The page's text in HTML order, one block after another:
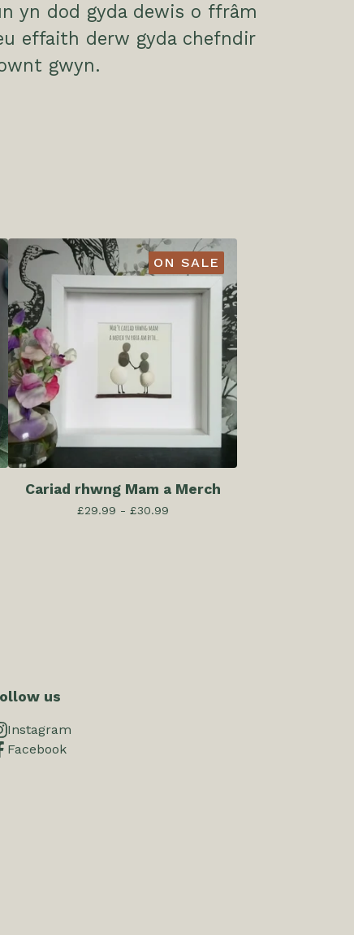
yn dod gyda dewis o ffrâm
effaith derw gyda chefndir
gwyn.
ON SALE
Cariad rhwng Mam a Merch
£29.99 - £30.99
us
Instagram
Facebook